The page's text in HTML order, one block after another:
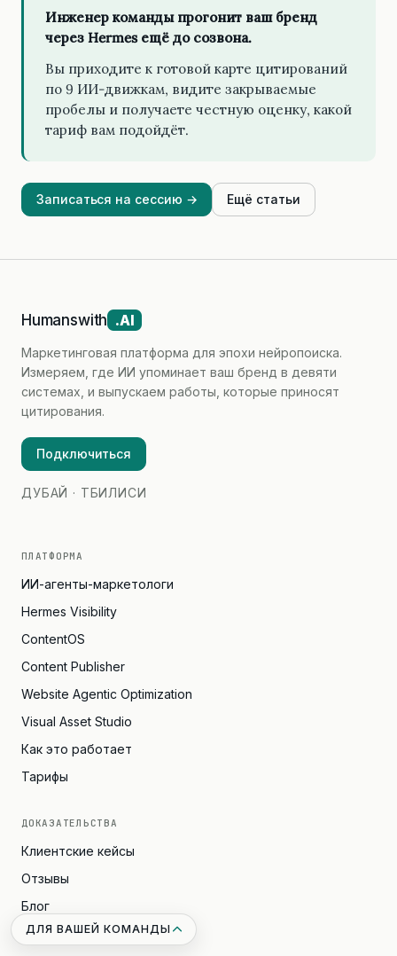
ДЛЯ ВАШЕЙ КОМАНДЫ
Инженер команды прогонит ваш бренд
через Hermes ещё до созвона.
Вы приходите к готовой карте цитирований
по 9 ИИ-движкам, видите закрываемые
пробелы и получаете честную оценку, какой
тариф вам подойдёт.
Записаться на сессию → Ещё статьи
Humanswith .AI
Маркетинговая платформа для эпохи нейропоиска.
Измеряем, где ИИ упоминает ваш бренд в девяти
системах, и выпускаем работы, которые приносят
цитирования.
Подключиться
ДУБАЙ · ТБИЛИСИ
ПЛАТФОРМА
ИИ-агенты-маркетологи
Hermes Visibility
ContentOS
Content Publisher
Website Agentic Optimization
Visual Asset Studio
Как это работает
Тарифы
ДОКАЗАТЕЛЬСТВА
Клиентские кейсы
Отзывы
Блог
Архив (2019–2025)